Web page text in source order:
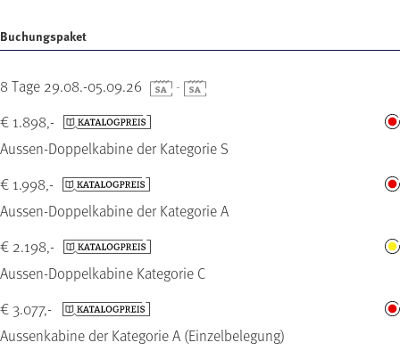
Buchungspaket
8 Tage 29.08.-05.09.26 -
Aussen-Doppelkabine der Kategorie S
€ 1.898,-
Aussen-Doppelkabine der Kategorie A
€ 1.998,-
Aussen-Doppelkabine Kategorie C
€ 2.198,-
Aussenkabine der Kategorie A (Einzelbelegung)
€ 3.077,-